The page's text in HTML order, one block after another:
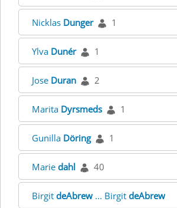
Nicklas Dunger 1
Ylva Dunér 1
Jose Duran 2
Marita Dyrsmeds 1
Gunilla Döring 1
Marie dahl 40
Birgit deAbrew ... Birgit deAbrew